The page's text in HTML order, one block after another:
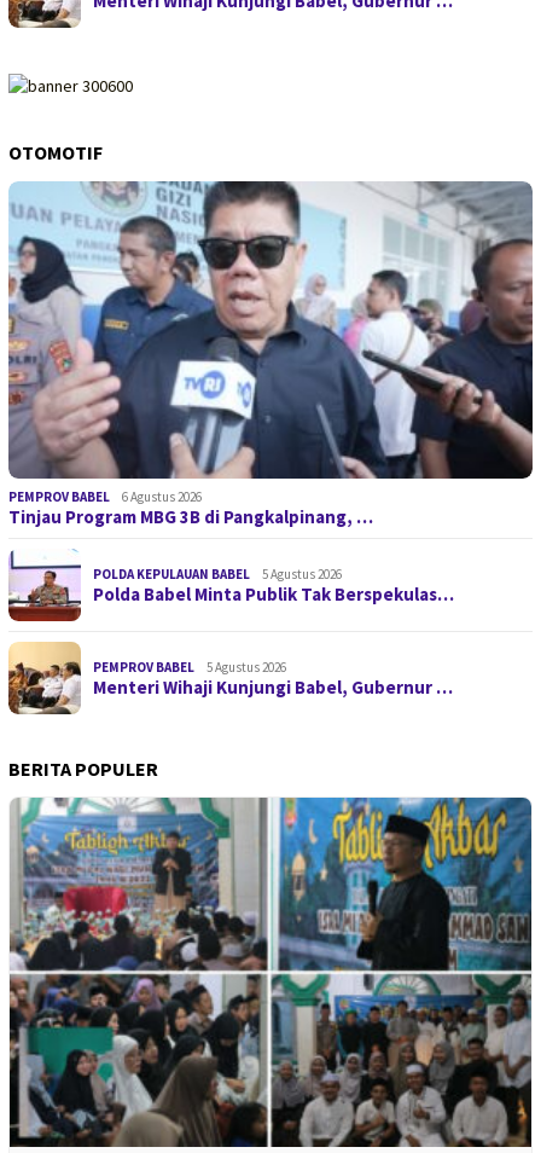
OTOMOTIF
PEMPROV BABEL 6 Agustus 2026
Tinjau Program MBG 3B di Pangkalpinang, …
POLDA KEPULAUAN BABEL 5 Agustus 2026
Polda Babel Minta Publik Tak Berspekulas…
PEMPROV BABEL 5 Agustus 2026
Menteri Wihaji Kunjungi Babel, Gubernur …
BERITA POPULER